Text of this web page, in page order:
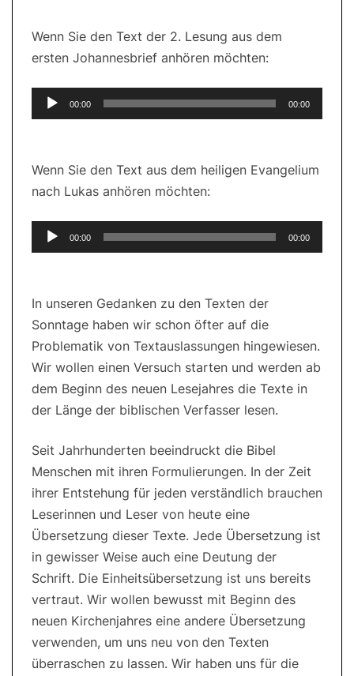
Wenn Sie den Text der 2. Lesung aus dem
ersten Johannesbrief anhören möchten:
Audio-
Player
00:00 00:00
Wenn Sie den Text aus dem heiligen Evangelium
nach Lukas anhören möchten:
Audio-
Player
00:00 00:00
In unseren Gedanken zu den Texten der
Sonntage haben wir schon öfter auf die
Problematik von Textauslassungen hingewiesen.
Wir wollen einen Versuch starten und werden ab
dem Beginn des neuen Lesejahres die Texte in
der Länge der biblischen Verfasser lesen.
Seit Jahrhunderten beeindruckt die Bibel
Menschen mit ihren Formulierungen. In der Zeit
ihrer Entstehung für jeden verständlich brauchen
Leserinnen und Leser von heute eine
Übersetzung dieser Texte. Jede Übersetzung ist
in gewisser Weise auch eine Deutung der
Schrift. Die Einheitsübersetzung ist uns bereits
vertraut. Wir wollen bewusst mit Beginn des
neuen Kirchenjahres eine andere Übersetzung
verwenden, um uns neu von den Texten
überraschen zu lassen. Wir haben uns für die